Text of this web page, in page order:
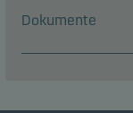
Dokumente